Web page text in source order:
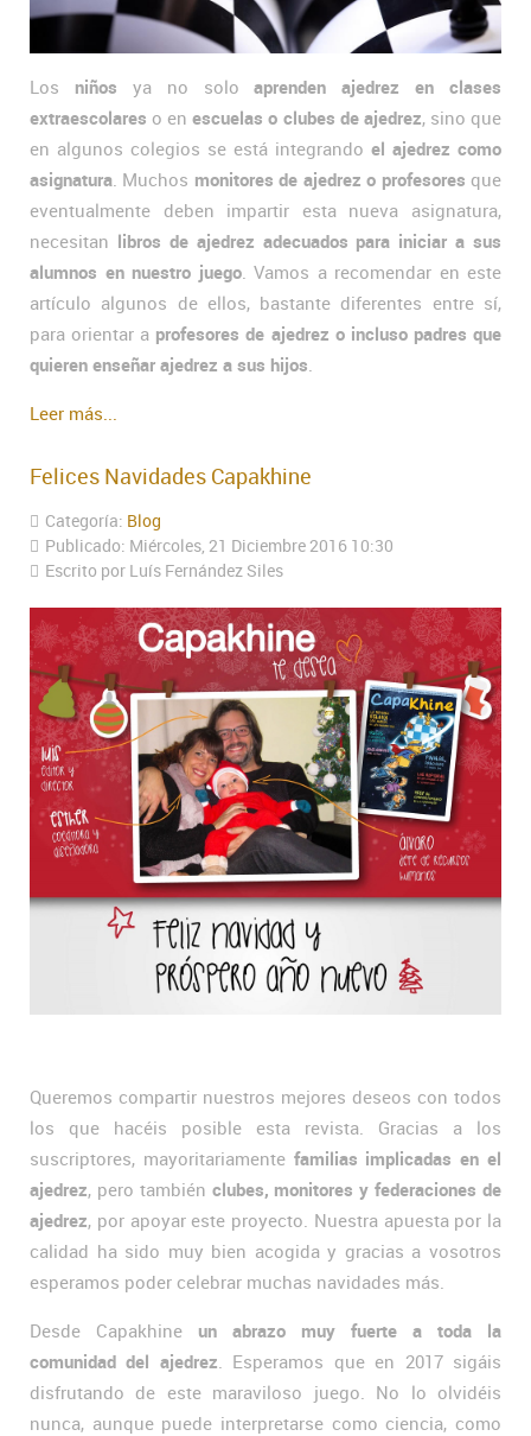
Los niños ya no soloaprenden ajedrez en clases
extraescolares o enescuelas o clubes de ajedrez, sino que
en algunos colegios se está integrando el ajedrez como
asignatura . Muchos monitores de ajedrez o profesores que
eventualmente deben impartir esta nueva asignatura,
necesitan libros de ajedrez adecuados para iniciar a sus
alumnos en nuestro juego. Vamos a recomendar en este
artículo algunos de ellos, bastante diferentes entre sí,
para orientar a profesores de ajedrez o incluso padres que
quieren enseñar ajedrez a sus hijos
Leer más...
Felices Navidades Capakhine
Categoría: Blog
Publicado: Miércoles, 21 Diciembre 2016 10:30
Escrito por Luís Fernández Siles
Queremos compartir nuestros mejores deseos con todos
los que hacéis posible esta revista. Gracias a los
suscriptores, mayoritariamentefamilias implicadas en el
ajedrez, pero también clubes, monitores y federaciones de
ajedrez, por apoyar este proyecto. Nuestra apuesta por la
calidad ha sido muy bien acogida y gracias a vosotros
esperamos poder celebrar muchas navidades más.
Desde Capakhine un abrazo muy fuerte a toda la
comunidad del ajedrez . Esperamos que en 2017 sigáis
disfrutando de este maraviloso juego. No lo olvidéis
nunca, aunque puede interpretarse como ciencia, como